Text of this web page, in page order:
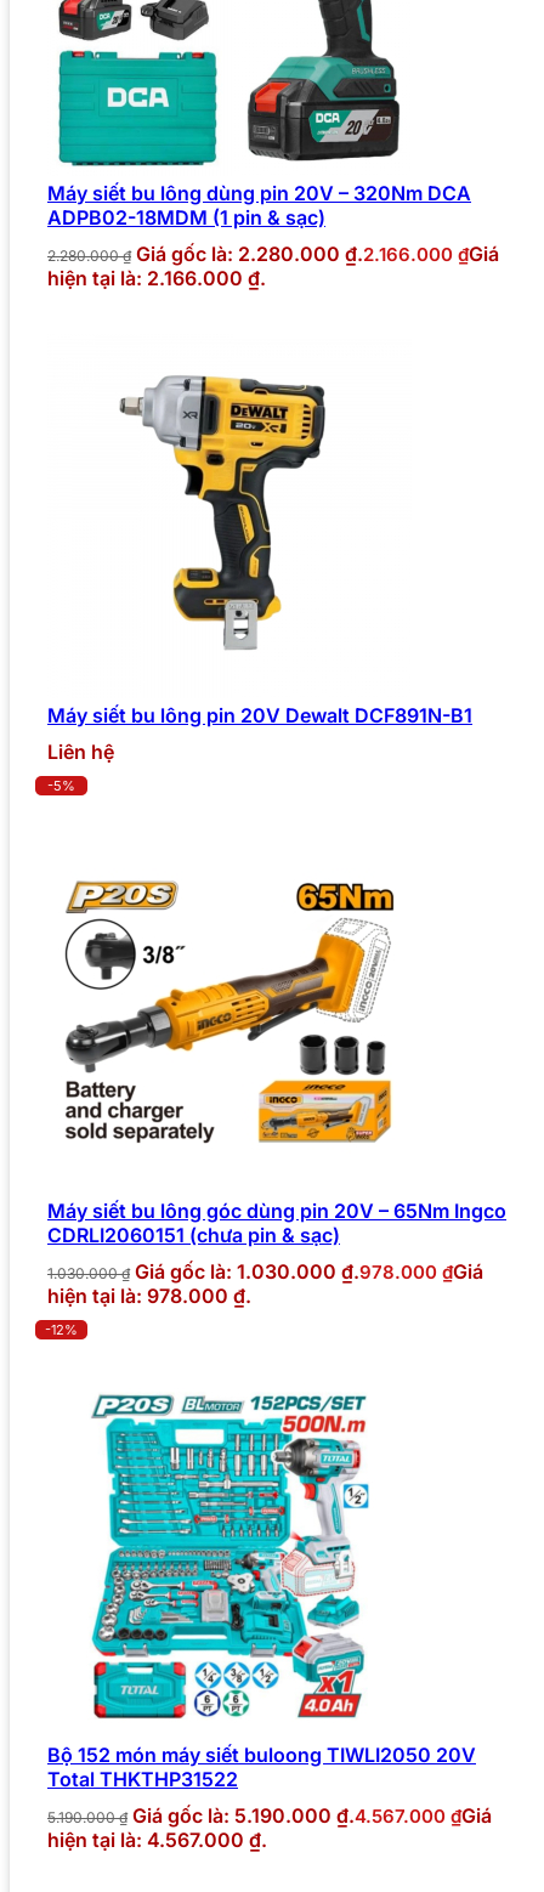
Máy siết bu lông dùng pin 20V – 320Nm DCA
ADPB02-18MDM (1 pin & sạc)
2.280.000₫ Giá gốc là: 2.280.000 ₫.2.166.000 ₫Giá
hiện tại là: 2.166.000 ₫.
Máy siết bu lông pin 20V Dewalt DCF891N-B1
Liên hệ
-5%
Máy siết bu lông góc dùng pin 20V – 65Nm Ingco
CDRLI2060151 (chưa pin & sạc)
1.030.000₫ Giá gốc là: 1.030.000 ₫.978.000 ₫Giá
hiện tại là: 978.000 ₫.
-12%
Bộ 152 món máy siết buloong TIWLI2050 20V
Total THKTHP31522
5.190.000₫ Giá gốc là: 5.190.000 ₫.4.567.000 ₫Giá
hiện tại là: 4.567.000 ₫.